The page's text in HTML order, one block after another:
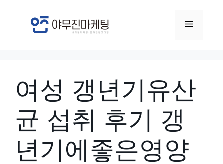
메
여성 갱년기유산
균 섭취 후기 갱
년기에좋은영양